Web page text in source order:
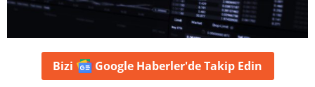
Bizi Google Haberler'deTakip Edin